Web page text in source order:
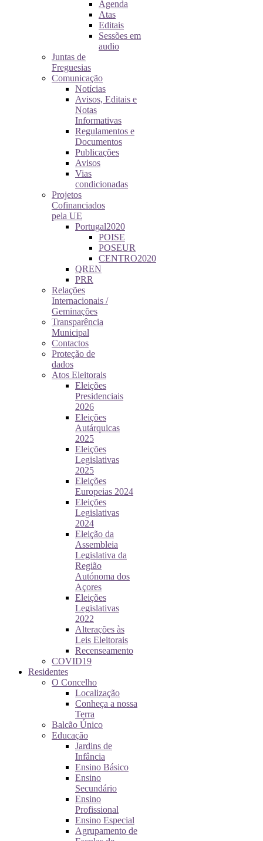
Agenda
Atas
Editais
Sessões em
audio
Juntas de
Freguesias
Comunicação
Notícias
Avisos, Editais e
Notas
Informativas
Regulamentos e
Documentos
Publicações
Avisos
Vias
condicionadas
Projetos
Cofinanciados
pela UE
Portugal2020
POISE
POSEUR
CENTRO2020
QREN
PRR
Relações
Internacionais /
Geminações
Transparência
Municipal
Contactos
Proteção de
dados
Atos Eleitorais
Eleições
Presidenciais
2026
Eleições
Autárquicas
2025
Eleições
Legislativas
2025
Eleições
Europeias 2024
Eleições
Legislativas
2024
Eleição da
Assembleia
Legislativa da
Região
Autónoma dos
Açores
Eleições
Legislativas
2022
Alterações às
Leis Eleitorais
Recenseamento
COVID19
Residentes
O Concelho
Localização
Conheça a nossa
Terra
Balcão Único
Educação
Jardins de
Infância
Ensino Básico
Ensino
Secundário
Ensino
Profissional
Ensino Especial
Agrupamento de